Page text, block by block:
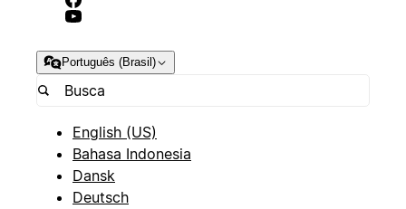
Português (Brasil)
English (US)
Bahasa Indonesia
Dansk
Deutsch